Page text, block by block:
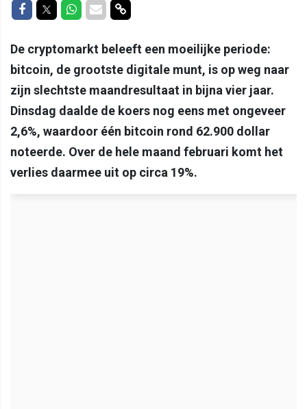
Delen op Facebook
Delen op Twitter
Delen op Whatsapp
Delen via Mail
Delen via link
De cryptomarkt beleeft een moeilijke periode:
bitcoin, de grootste digitale munt, is op weg naar
zijn slechtste maandresultaat in bijna vier jaar.
Dinsdag daalde de koers nog eens met ongeveer
2,6%, waardoor één bitcoin rond 62.900 dollar
noteerde. Over de hele maand februari komt het
verlies daarmee uit op circa 19%.